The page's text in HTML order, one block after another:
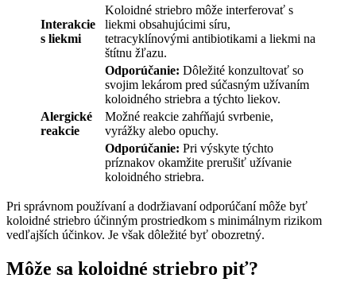
Interakcie
s liekmi
Koloidné striebro môže interferovať s
liekmi obsahujúcimi síru,
tetracyklínovými antibiotikami a liekmi na
štítnu žľazu.
Odporúčanie: Dôležité konzultovať so
svojim lekárom pred súčasným užívaním
koloidného striebra a týchto liekov.
Alergické
reakcie
Možné reakcie zahŕňajú svrbenie,
vyrážky alebo opuchy.
Odporúčanie: Pri výskyte týchto
príznakov okamžite prerušiť užívanie
koloidného striebra.
Pri správnom používaní a dodržiavaní odporúčaní môže byť
koloidné striebro účinným prostriedkom s minimálnym rizikom
vedľajších účinkov. Je však dôležité byť obozretný.
Môže sa koloidné striebro piť?